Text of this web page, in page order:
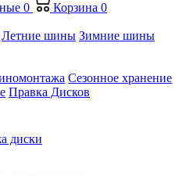
0 Корзина 0
Летние шины Зимние шины
Сезонное хранение
Правка Дисков
диски